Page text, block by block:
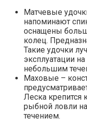
Матчевые
напоминают
оснащены
колец.
Такие удочки
эксплуатации
небольшим
Маховые –
Леска крепится
рыбной ловли
течением.